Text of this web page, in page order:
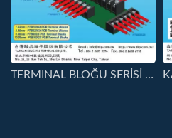
TERMINAL BLOĞU SERİSİ BAĞLAYICILAR